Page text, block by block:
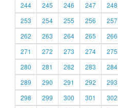
244
245 246 247 248
253
254 255 256 257
262
263 264 265 266
271
272 273 274 275
280
281 282 283 284
289
290 291 292 293
298
299 300 301 302